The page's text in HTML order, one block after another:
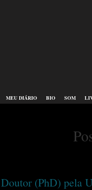
MEU DIÁRIO BIO SOM
Doutor (PhD) pela